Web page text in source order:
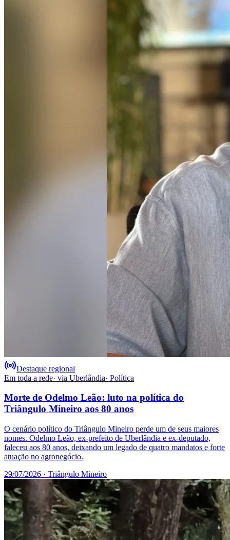
Destaque regional
Em toda a rede· via Uberlândia· Política
Morte de Odelmo Leão: luto na política do
Triângulo Mineiro aos 80 anos
O cenário político do Triângulo Mineiro perde um de seus maiores
nomes. Odelmo Leão, ex-prefeito de Uberlândia e ex-deputado,
faleceu aos 80 anos, deixando um legado de quatro mandatos e forte
atuação no agronegócio.
29/07/2026 · Triângulo Mineiro